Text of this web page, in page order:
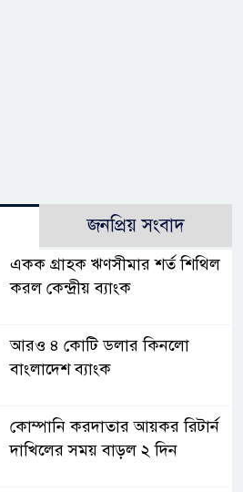
জনপ্রিয় সংবাদ
একক গ্রাহক ঋণসীমার শর্ত শিথিল
করল কেন্দ্রীয় ব্যাংক
আরও ৪ কোটি ডলার কিনলো
বাংলাদেশ ব্যাংক
কোম্পানি করদাতার আয়কর রিটার্ন
দাখিলের সময় বাড়ল ২ দিন